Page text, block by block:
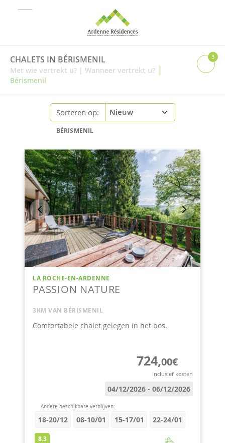
CHALETS IN BÉRISMENIL
Met wie vertrekt u? | Wanneer vertrekt u? |
Bérismenil
3
Sorteren op:
BÉRISMENIL